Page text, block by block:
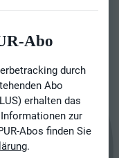
Abo
durch
Abo
erhalten das
zur
Abos finden Sie
.